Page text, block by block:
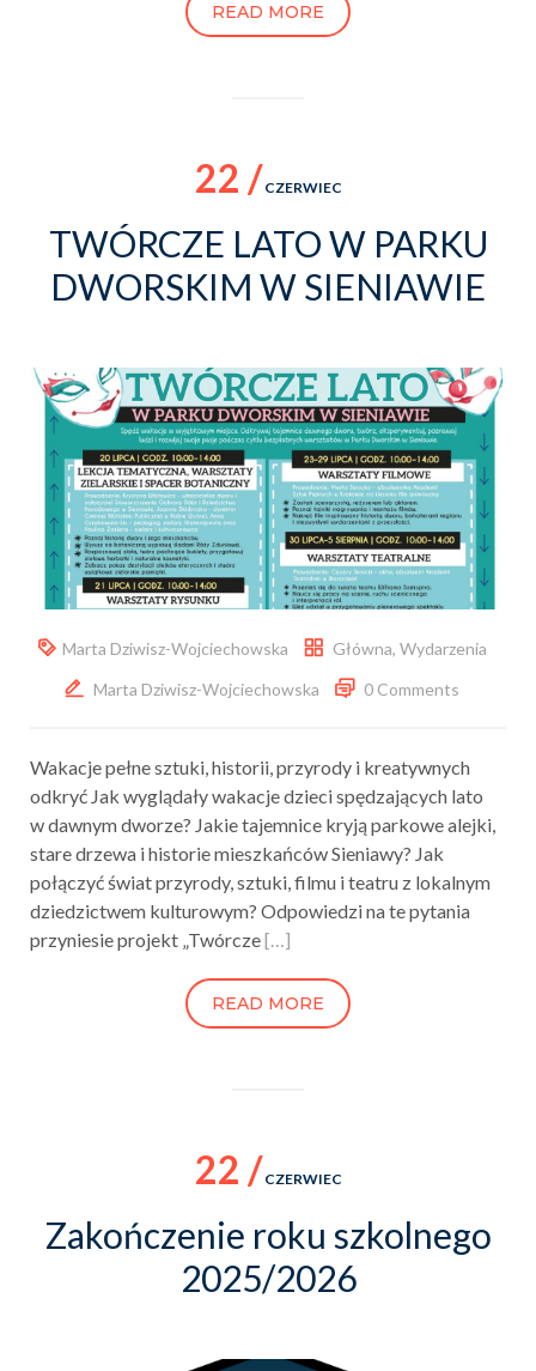
READ MORE
22 / CZERWIEC
TWÓRCZE LATO W PARKU
DWORSKIM W SIENIAWIE
Marta Dziwisz-Wojciechowska Główna, Wydarzenia
Marta Dziwisz-Wojciechowska
0 Comments
Wakacje pełne sztuki, historii, przyrody i kreatywnych
odkryć Jak wyglądały wakacje dzieci spędzających lato
w dawnym dworze? Jakie tajemnice kryją parkowe alejki,
stare drzewa i historie mieszkańców Sieniawy? Jak
połączyć świat przyrody, sztuki, filmu i teatru z lokalnym
dziedzictwem kulturowym? Odpowiedzi na te pytania
przyniesie projekt „Twórcze[…]
READ MORE
22 / CZERWIEC
Zakończenie roku szkolnego
2025/2026